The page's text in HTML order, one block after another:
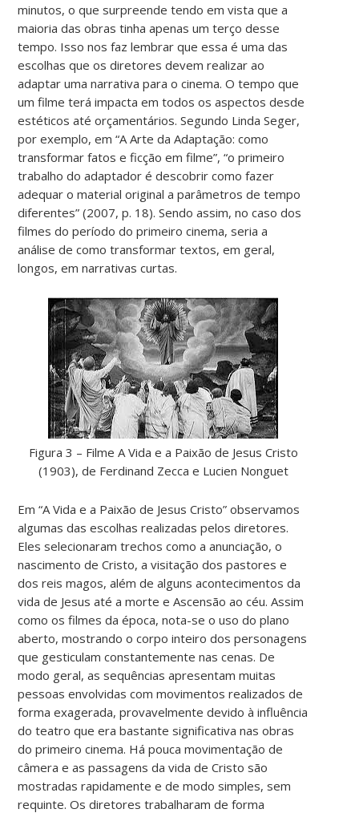
minutos, o que surpreende tendo em vista que a
maioria das obras tinha apenas um terço desse
tempo. Isso nos faz lembrar que essa é uma das
escolhas que os diretores devem realizar ao
adaptar uma narrativa para o cinema. O tempo que
um filme terá impacta em todos os aspectos desde
estéticos até orçamentários. Segundo Linda Seger,
por exemplo, em “A Arte da Adaptação: como
transformar fatos e ficção em filme”, “o primeiro
trabalho do adaptador é descobrir como fazer
adequar o material original a parâmetros de tempo
diferentes” (2007, p. 18). Sendo assim, no caso dos
filmes do período do primeiro cinema, seria a
análise de como transformar textos, em geral,
longos, em narrativas curtas.
Figura 3 – Filme A Vida e a Paixão de Jesus Cristo
(1903), de Ferdinand Zecca e Lucien Nonguet
Em “A Vida e a Paixão de Jesus Cristo” observamos
algumas das escolhas realizadas pelos diretores.
Eles selecionaram trechos como a anunciação, o
nascimento de Cristo, a visitação dos pastores e
dos reis magos, além de alguns acontecimentos da
vida de Jesus até a morte e Ascensão ao céu. Assim
como os filmes da época, nota-se o uso do plano
aberto, mostrando o corpo inteiro dos personagens
que gesticulam constantemente nas cenas. De
modo geral, as sequências apresentam muitas
pessoas envolvidas com movimentos realizados de
forma exagerada, provavelmente devido à influência
do teatro que era bastante significativa nas obras
do primeiro cinema. Há pouca movimentação de
câmera e as passagens da vida de Cristo são
mostradas rapidamente e de modo simples, sem
requinte. Os diretores trabalharam de forma